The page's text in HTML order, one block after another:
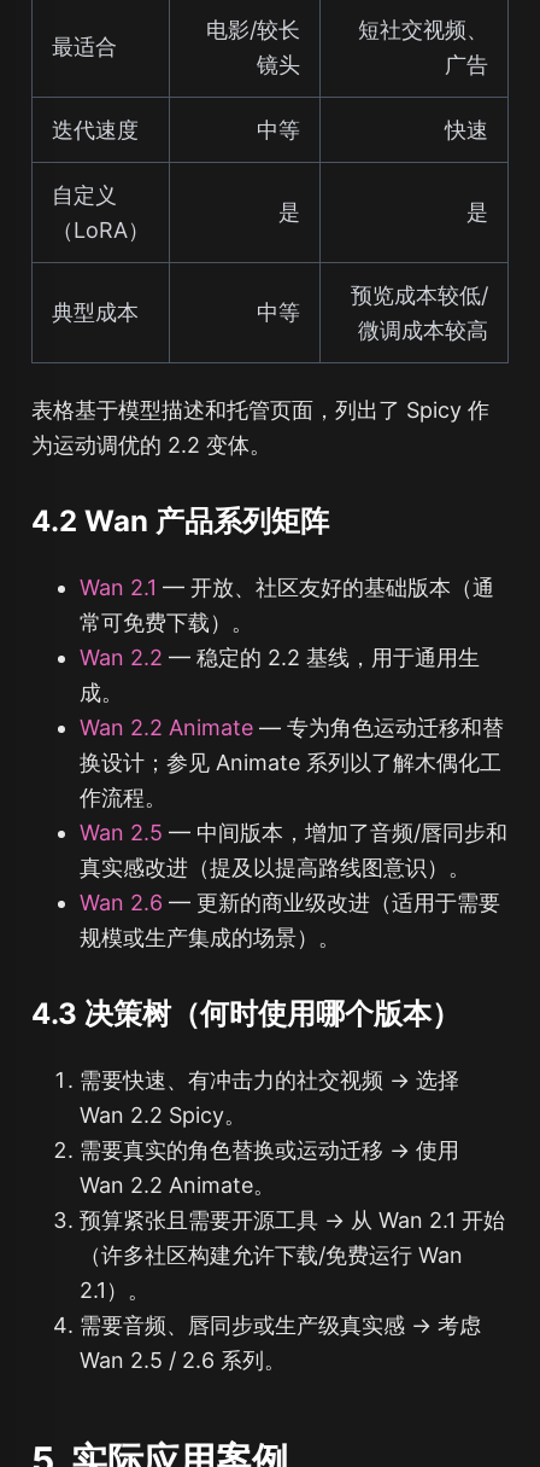
最适合
电影/较长
镜头
短社交视频、
广告
迭代速度 中等 快速
自定义
（LoRA）
是 是
典型成本 中等
预览成本较低/
微调成本较高
表格基于模型描述和托管页面，列出了 Spicy 作
为运动调优的 2.2 变体。
4.2 Wan 产品系列矩阵
Wan 2.1 — 开放、社区友好的基础版本（通
常可免费下载）。
Wan 2.2 — 稳定的 2.2 基线，用于通用生
成。
Wan 2.2 Animate— 专为角色运动迁移和替
换设计；参见 Animate 系列以了解木偶化工
作流程。
Wan 2.5 — 中间版本，增加了音频/唇同步和
真实感改进（提及以提高路线图意识）。
Wan 2.6 — 更新的商业级改进（适用于需要
规模或生产集成的场景）。
4.3 决策树（何时使用哪个版本）
需要快速、有冲击力的社交视频 → 选择
Wan 2.2 Spicy。
需要真实的角色替换或运动迁移 → 使用
Wan 2.2 Animate。
预算紧张且需要开源工具 → 从 Wan 2.1 开始
（许多社区构建允许下载/免费运行 Wan
2.1）。
需要音频、唇同步或生产级真实感 → 考虑
Wan 2.5 / 2.6 系列。